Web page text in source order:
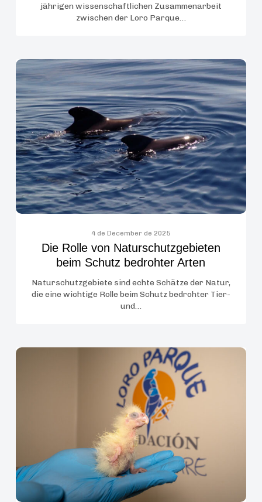
jährigen wissenschaftlichen Zusammenarbeit
zwischen der Loro Parque…
Die
Rolle
von
Naturschutzgebieten
beim
Schutz
bedrohter
Arten
4 de December de 2025
Die Rolle von Naturschutzgebieten
beim Schutz bedrohter Arten
Naturschutzgebiete sind echte Schätze der Natur,
die eine wichtige Rolle beim Schutz bedrohter Tier-
und…
Loro
Parque
erzielt
die
erste
Nachzucht
des
Rotschwanz-
Rabenkakadus
in